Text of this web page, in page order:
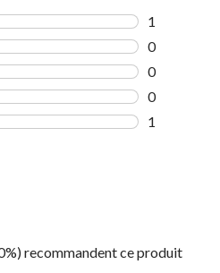
1
0
0
0
1
recommandent ce produit